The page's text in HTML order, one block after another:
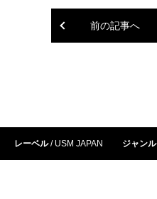
前の記事へ
レーベル USM JAPAN ジャンル